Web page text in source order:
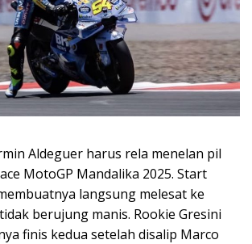
Aldeguer harus rela menelan pil
MotoGP Mandalika 2025. Start
langsung melesat ke
berujung manis. Rookie Gresini
finis kedua setelah disalip Marco